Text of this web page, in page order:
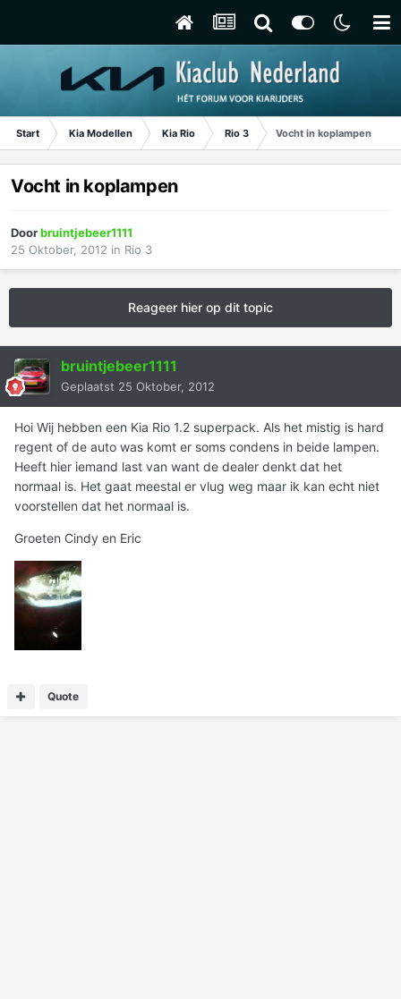
Start Kia Modellen Kia Rio Rio 3 Vocht in koplampen
Vocht in koplampen
Doorbruintjebeer1111
25 Oktober, 2012 in Rio 3
Reageer hier op dit topic
bruintjebeer1111
Geplaatst 25 Oktober, 2012
Hoi Wij hebben een Kia Rio 1.2 superpack. Als het mistig is hard
regent of de auto was komt er soms condens in beide lampen.
Heeft hier iemand last van want de dealer denkt dat het
normaal is. Het gaat meestal er vlug weg maar ik kan echt niet
voorstellen dat het normaal is.
Groeten Cindy en Eric
Quote